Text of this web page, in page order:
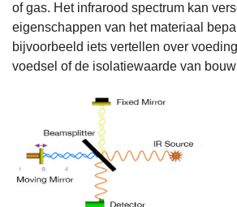
of gas. Het infrarood spectrum kan
eigenschappen van het materiaal
bijvoorbeeld iets vertellen over
voedsel of de isolatiewaarde van